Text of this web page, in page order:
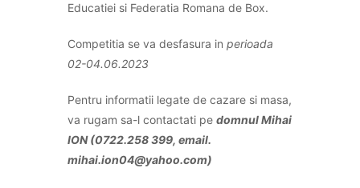
Educatiei si Federatia Romana de Box.
Competitia se va desfasura in perioada
02-04.06.2023
Pentru informatii legate de cazare si masa,
va rugam sa-l contactati pe domnul Mihai
ION (0722.258 399, email.
mihai.ion04@yahoo.com)